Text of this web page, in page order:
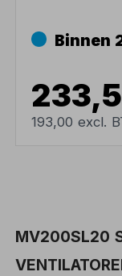
Binnen
193,00 excl.
MV200SL20